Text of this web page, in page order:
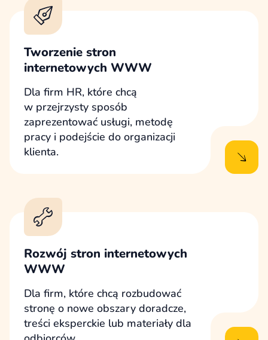
Tworzenie stron
internetowych WWW
Dla firm HR, które chcą
w przejrzysty sposób
zaprezentować usługi, metodę
pracy i podejście do organizacji
klienta.
Rozwój stron internetowych
WWW
Dla firm, które chcą rozbudować
stronę o nowe obszary doradcze,
treści eksperckie lub materiały dla